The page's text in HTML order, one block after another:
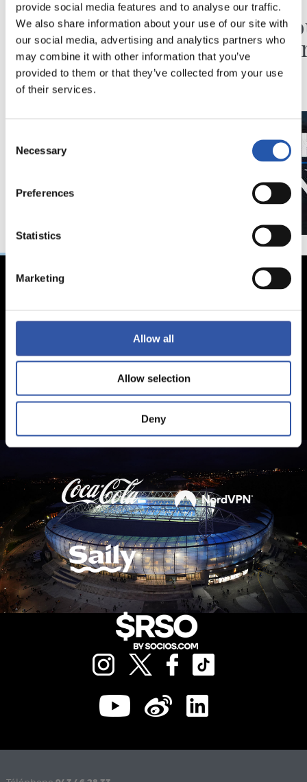
provide social media features and to analyse our traffic.
We also share information about your use of our site with
our social media, advertising and analytics partners who
may combine it with other information that you’ve
provided to them or that they’ve collected from your use
of their services.
Selection
Necessary
Preferences
Statistics
Marketing
Allow all
Allow selection
Deny
CHRONIQUE
Des minutes en plus
VIDÉOS
Une